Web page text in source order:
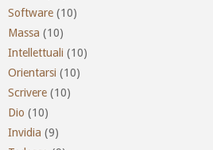
Software (10)
Massa (10)
Intellettuali (10)
Orientarsi (10)
Scrivere (10)
Dio (10)
Invidia (9)